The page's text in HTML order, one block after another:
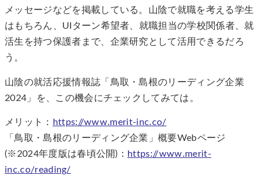
メッセージなどを掲載している。山陰で就職を考える学生
はもちろん、UIターン希望者、就職担当の学校関係者、就
活生を持つ保護者まで、企業研究として活用できるだろ
う。
山陰の就活応援情報誌「鳥取・島根のリーディング企業
2024」を、この機会にチェックしてみては。
メリット：
https://www.merit-inc.co/
「鳥取・島根のリーディング企業」概要Webページ
(※2024年度版は春頃公開)： https://www.merit-
inc.co/reading/